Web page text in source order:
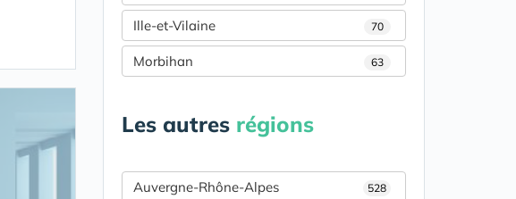
Ille-et-Vilaine 70
Morbihan 63
Les autres régions
Auvergne-Rhône-Alpes 528